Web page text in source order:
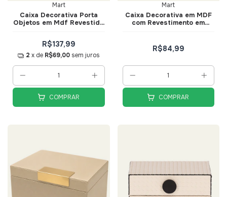
Mart
Caixa Decorativa Porta
Objetos em Mdf Revestida
R$137,99
2 x de R$69,00 sem juros
COMPRAR
Mart
Caixa Decorativa em MDF
com Revestimento em
R$84,99
COMPRAR